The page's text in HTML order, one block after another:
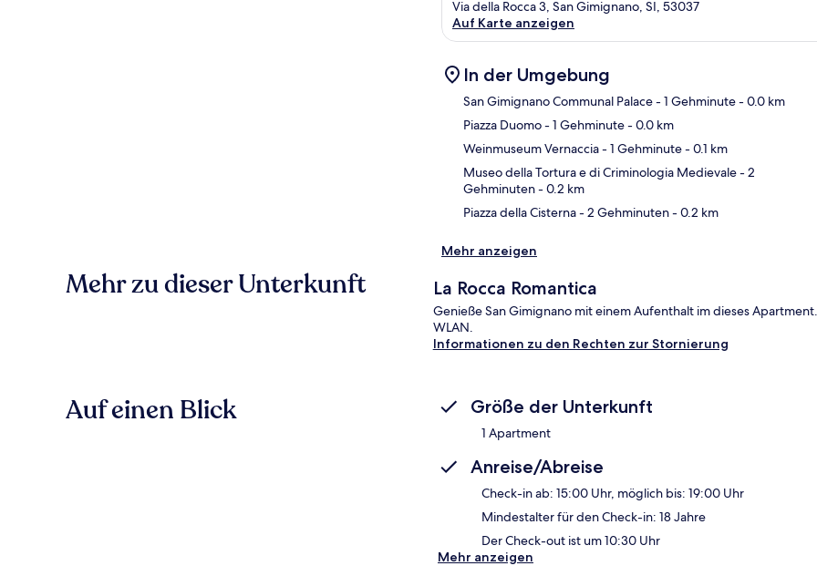
Via della Rocca 3, San Gimignano, SI, 53037
Auf Karte anzeigen
In der Umgebung
San Gimignano Communal Palace- 1 Gehminute- 0.0 km
Piazza Duomo- 1 Gehminute- 0.0 km
Weinmuseum Vernaccia- 1 Gehminute- 0.1 km
Museo della Tortura e di Criminologia Medievale- 2
Gehminuten- 0.2 km
Piazza della Cisterna- 2 Gehminuten- 0.2 km
Mehr anzeigen
Mehr zu dieser Unterkunft La Rocca Romantica
Genieße San Gimignano mit einem Aufenthalt im dieses
WLAN.
Informationen zu den Rechten zur Stornierung
Auf einen Blick Größe der Unterkunft
1 Apartment
Anreise/Abreise
Check-in ab: 15:00 Uhr, möglich bis: 19:00 Uhr
Mindestalter für den Check-in: 18 Jahre
Der Check-out ist um 10:30 Uhr
Mehr anzeigen